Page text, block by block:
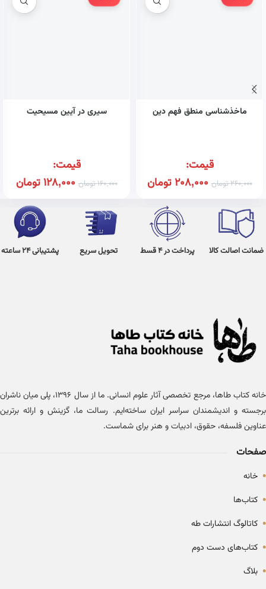
ماخذشناسی منطق فهم دین
قیمت:
260,000تومان 208,000تومان
سیری در آیین مسیحیت
قیمت:
160,000تومان 128,000تومان
ضمانت اصالت کالا پرداخت در 4 قسط تحویل سریع پشتیبانی 24 ساعته
خانه کتاب طاها، مرجع تخصصی آثار علوم انسانی. ما از سال ۱۳۹۶، پلی میان ناشران
برجسته و اندیشمندان سراسر ایران ساخته‌ایم. رسالت ما، گزینش و ارائه برترین
عناوین فلسفه، حقوق، ادبیات و هنر برای شماست.
صفحات
• خانه
• کتاب‌ها
• کاتالوگ انتشارات طه
• کتاب‌های دست دوم
• بلاگ